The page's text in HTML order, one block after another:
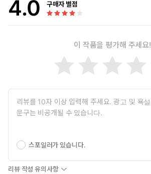
4.0 구매자 별점
이 작품을 평가해 주세요!
스포일러가 있습니다.
리뷰 작성 유의사항